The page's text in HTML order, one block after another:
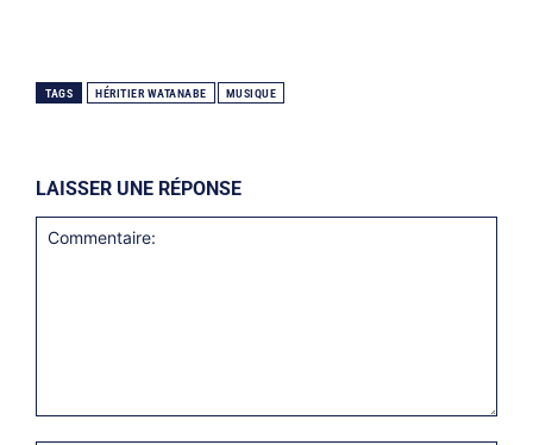
TAGS HÉRITIER WATANABE MUSIQUE
LAISSER UNE RÉPONSE